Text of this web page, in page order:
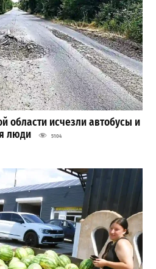
области исчезли автобусы и
люди
5104